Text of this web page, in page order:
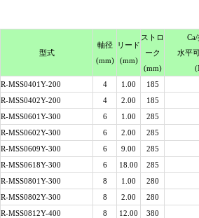
型式
軸径
(mm)
リード
(mm)
スト ロ
ーク
(mm)
Ca/
水平
R-MSS0401Y-200 4 1.00 185
R-MSS0402Y-200 4 2.00 185
R-MSS0601Y-300 6 1.00 285
R-MSS0602Y-300 6 2.00 285
R-MSS0609Y-300 6 9.00 285
R-MSS0618Y-300 6 18.00 285
R-MSS0801Y-300 8 1.00 280
R-MSS0802Y-300 8 2.00 280
R-MSS0812Y-400 8 12.00 380